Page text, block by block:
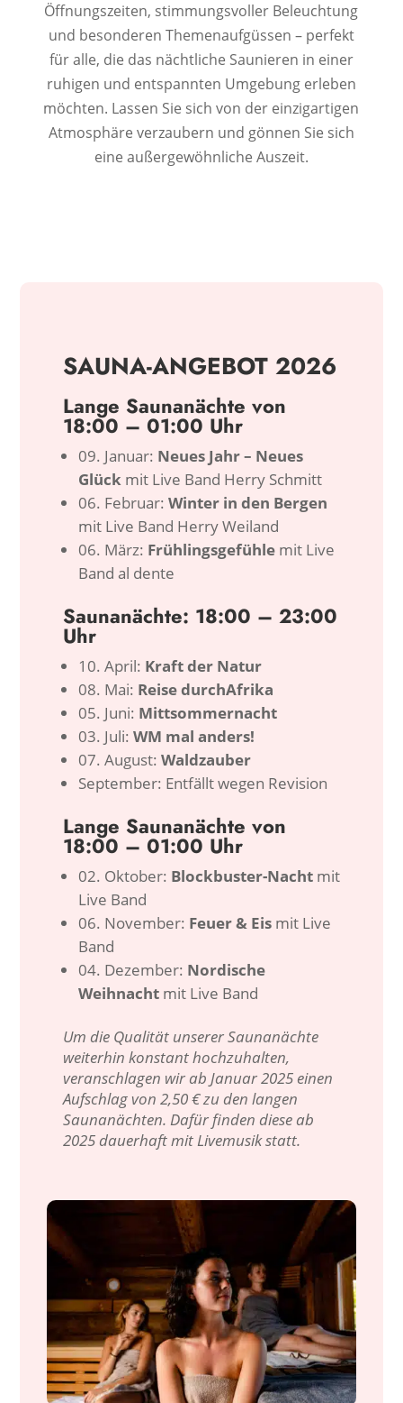
Öffnungszeiten, stimmungsvoller Beleuchtung
und besonderen Themenaufgüssen – perfekt
für alle, die das nächtliche Saunieren in einer
ruhigen und entspannten Umgebung erleben
möchten. Lassen Sie sich von der einzigartigen
Atmosphäre verzaubern und gönnen Sie sich
eine außergewöhnliche Auszeit.
SAUNA-ANGEBOT 2026
Lange Saunanächte von
18:00 – 01:00 Uhr
09. Januar: Neues Jahr – Neues
Glückmit Live Band Herry Schmitt
06. Februar: Winter in den Bergen
mit Live Band Herry Weiland
06. März: Frühlingsgefühlemit Live
Band al dente
Saunanächte: 18:00 – 23:00
Uhr
10. April: Kraft der Natur
08. Mai: ReisedurchAfrika
05. Juni: Mittsommernacht
03. Juli: WM mal anders!
07. August: Waldzauber
September: Entfällt wegen Revision
Lange Saunanächte von
18:00 – 01:00 Uhr
02. Oktober: Blockbuster-Nachtmit
Live Band
06. November: Feuer & Eismit Live
Band
04. Dezember: Nordische
Weihnachtmit Live Band
Um die Qualität unserer Saunanächte
weiterhin konstant hochzuhalten,
veranschlagen wir ab Januar 2025 einen
Aufschlag von 2,50 € zu den langen
Saunanächten. Dafür finden diese ab
2025 dauerhaft mit Livemusik statt.